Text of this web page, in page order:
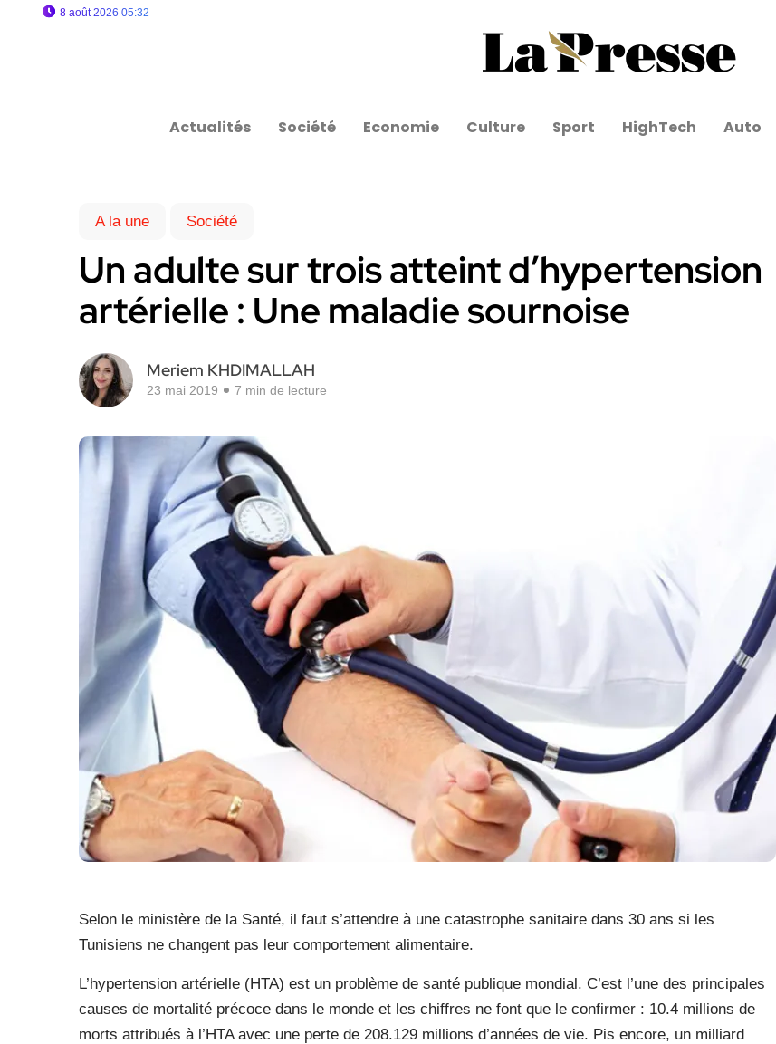
8 août 2026 05:32
Actualités Société Economie Culture Sport HighTech Auto
A la une Société
Un adulte sur trois atteint d’hypertension
artérielle : Une maladie sournoise
Meriem KHDIMALLAH
23 mai 2019 7 min de lecture
Selon le ministère de la Santé, il faut s’attendre à une catastrophe sanitaire dans 30 ans si les
Tunisiens ne changent pas leur comportement alimentaire.
L’hypertension artérielle (HTA) est un problème de santé publique mondial. C’est l’une des principales
causes de mortalité précoce dans le monde et les chiffres ne font que le confirmer : 10.4 millions de
morts attribués à l’HTA avec une perte de 208.129 millions d’années de vie. Pis encore, un milliard